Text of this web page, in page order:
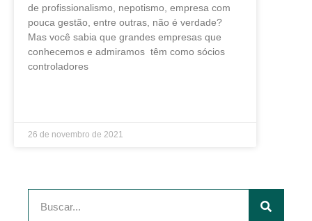
de profissionalismo, nepotismo, empresa com
pouca gestão, entre outras, não é verdade?
Mas você sabia que grandes empresas que
conhecemos e admiramos têm como sócios
controladores
26 de novembro de 2021